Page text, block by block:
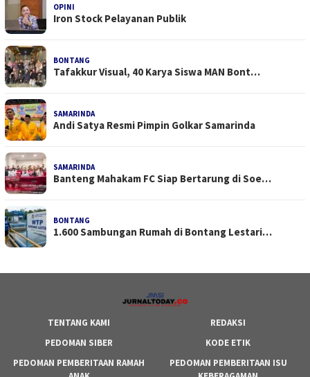
OPINI
Iron Stock Pelayanan Publik
BONTANG
Tafakkur Visual, 40 Karya Siswa MAN Bont…
SAMARINDA
Andi Satya Resmi Pimpin Golkar Samarinda
SAMARINDA
Banteng Mahakam FC Siap Bertarung di Soe…
BONTANG
1.600 Sambungan Rumah di Bontang Lestari…
TENTANG KAMI
REDAKSI
PEDOMAN SIBER
KODE ETIK
PEDOMAN PEMBERITAAN RAMAH
PEDOMAN PEMBERITAAN ISU